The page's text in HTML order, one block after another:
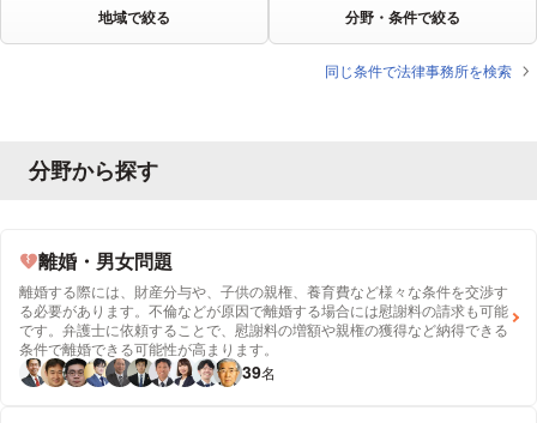
地域で絞る 分野・条件で絞る
同じ条件で法律事務所を検索
分野から探す
離婚・男女問題
離婚する際には、財産分与や、子供の親権、養育費など様々な条件を交渉す
る必要があります。不倫などが原因で離婚する場合には慰謝料の請求も可能
です。弁護士に依頼することで、慰謝料の増額や親権の獲得など納得できる
条件で離婚できる可能性が高まります。
39名